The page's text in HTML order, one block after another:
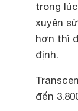
trong
xuyên
hơn thì
định.
đến